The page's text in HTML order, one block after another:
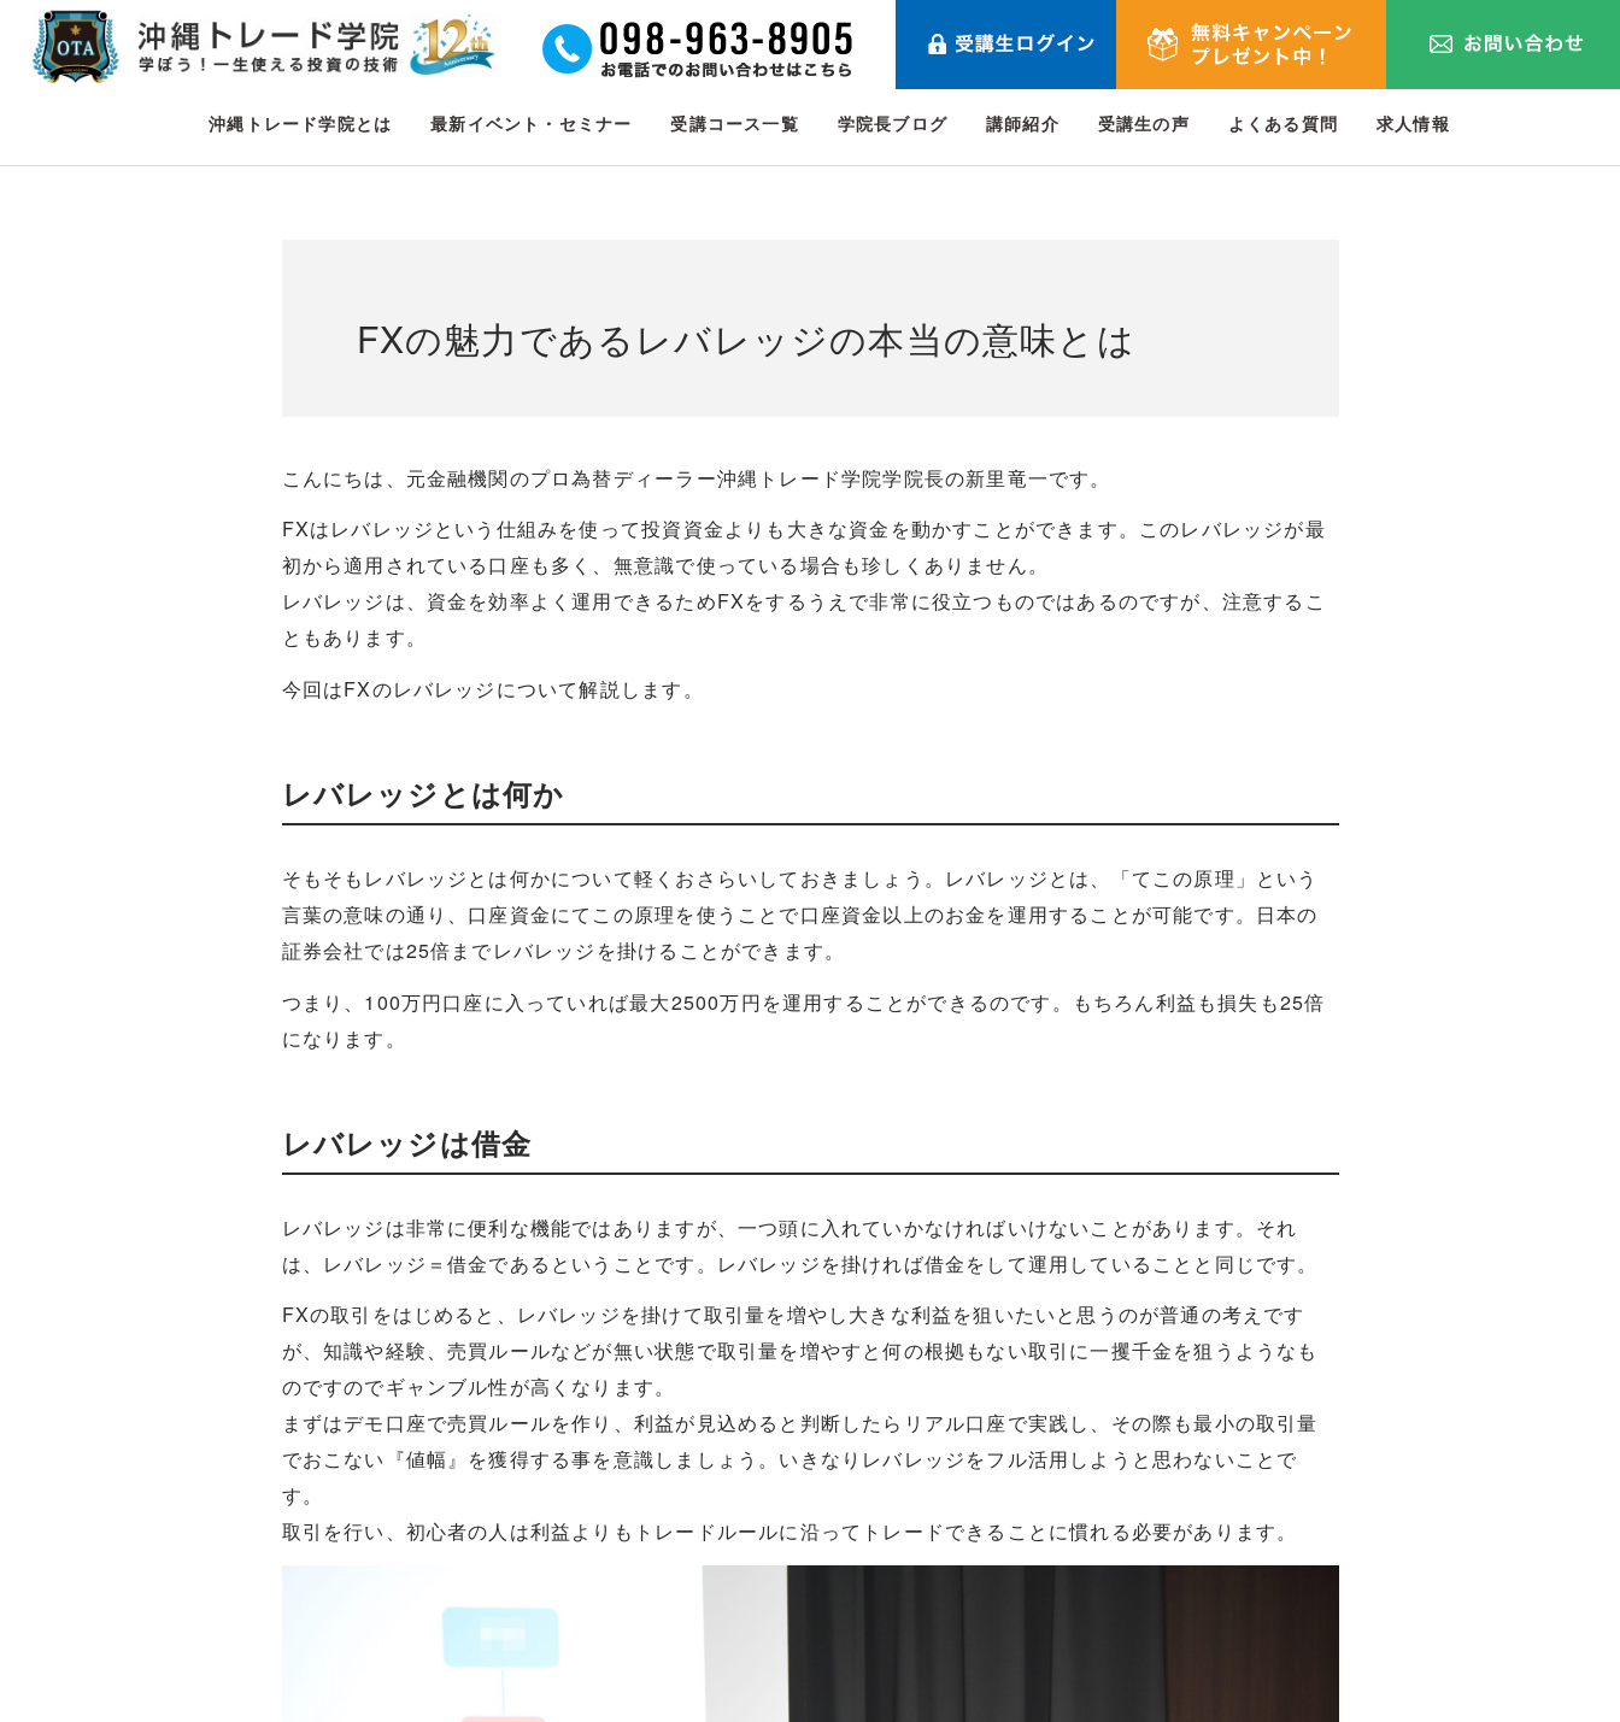
沖縄トレード学院とは 最新イベント・セミナー 受講コース一覧 学院長ブログ 講師紹介 受講生の声 よくある質問 求人情報
FXの魅力であるレバレッジの本当の意味とは
こんにちは、元金融機関のプロ為替ディーラー沖縄トレード学院学院長の新里竜一です。
FXはレバレッジという仕組みを使って投資資金よりも大きな資金を動かすことができます。このレバレッジが最
初から適用されている口座も多く、無意識で使っている場合も珍しくありません。
レバレッジは、資金を効率よく運用できるためFXをするうえで非常に役立つものではあるのですが、注意するこ
ともあります。
今回はFXのレバレッジについて解説します。
レバレッジとは何か
そもそもレバレッジとは何かについて軽くおさらいしておきましょう。レバレッジとは、「てこの原理」という
言葉の意味の通り、口座資金にてこの原理を使うことで口座資金以上のお金を運用することが可能です。日本の
証券会社では25倍までレバレッジを掛けることができます。
つまり、100万円口座に入っていれば最大2500万円を運用することができるのです。もちろん利益も損失も25倍
になります。
レバレッジは借金
レバレッジは非常に便利な機能ではありますが、一つ頭に入れていかなければいけないことがあります。それ
は、レバレッジ＝借金であるということです。レバレッジを掛ければ借金をして運用していることと同じです。
FXの取引をはじめると、レバレッジを掛けて取引量を増やし大きな利益を狙いたいと思うのが普通の考えです
が、知識や経験、売買ルールなどが無い状態で取引量を増やすと何の根拠もない取引に一攫千金を狙うようなも
のですのでギャンブル性が高くなります。
まずはデモ口座で売買ルールを作り、利益が見込めると判断したらリアル口座で実践し、その際も最小の取引量
でおこない『値幅』を獲得する事を意識しましょう。いきなりレバレッジをフル活用しようと思わないことで
す。
取引を行い、初心者の人は利益よりもトレードルールに沿ってトレードできることに慣れる必要があります。